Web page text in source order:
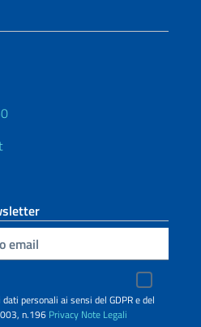
personali ai sensi del GDPR e del
n.196 Privacy Note Legali